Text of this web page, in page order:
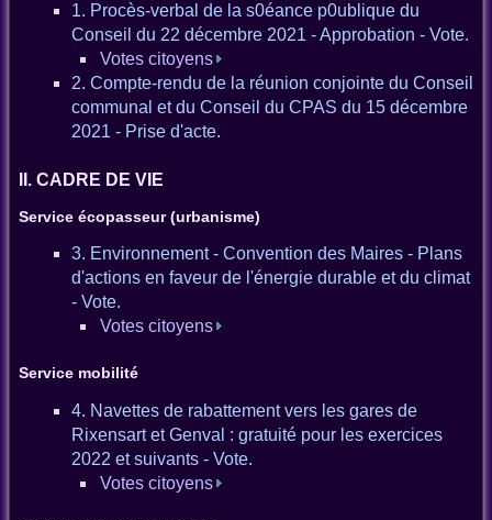
1. Procès-verbal de la s0éance p0ublique du
Conseil du 22 décembre 2021 - Approbation - Vote.
Votes citoyens
2. Compte-rendu de la réunion conjointe du Conseil
communal et du Conseil du CPAS du 15 décembre
2021 - Prise d'acte.
II. CADRE DE VIE
Service écopasseur (urbanisme)
3. Environnement - Convention des Maires - Plans
d'actions en faveur de l'énergie durable et du climat
- Vote.
Votes citoyens
Service mobilité
4. Navettes de rabattement vers les gares de
Rixensart et Genval : gratuité pour les exercices
2022 et suivants - Vote.
Votes citoyens